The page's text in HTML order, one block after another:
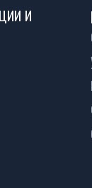
И